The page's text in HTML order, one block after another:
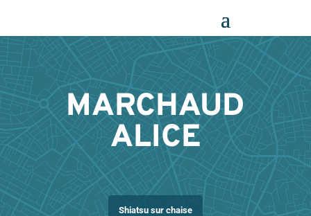
MARCHAUD
ALICE
Shiatsu sur chaise